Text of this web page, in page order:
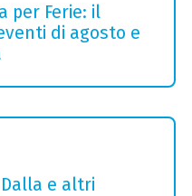
per Ferie: il
di agosto e
e altri